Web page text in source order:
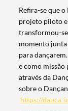
Refira-se que
projeto piloto
transformou-
momento junta
para
e como
através da
sobre o
https://danca-